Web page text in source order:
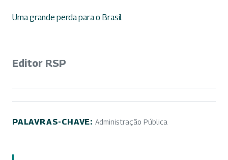
Uma grande perda para o Brasil
Editor RSP
PALAVRAS-CHAVE: Administração Pública